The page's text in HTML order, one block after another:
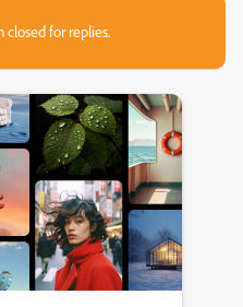
closed for replies.